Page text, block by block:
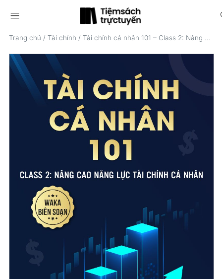
menu
Trang chủ / Tài chính / Tài chính cá nhân 101 – Class 2: Nâng cao năng lực tài chính cá nhân